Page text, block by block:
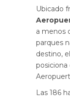
Ubicado
a menos
parques
destino,
Las 186